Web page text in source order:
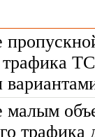
малым
трафика